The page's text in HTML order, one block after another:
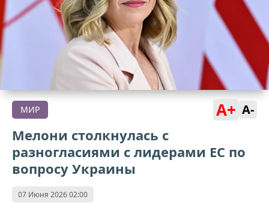
МИР A+ A-
Мелони столкнулась с
разногласиями с лидерами ЕС по
вопросу Украины
07 Июня 2026 02:00